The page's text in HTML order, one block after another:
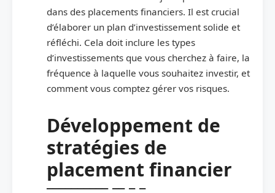
dans des placements financiers. Il est crucial
d’élaborer un plan d’investissement solide et
réfléchi. Cela doit inclure les types
d’investissements que vous cherchez à faire, la
fréquence à laquelle vous souhaitez investir, et
comment vous comptez gérer vos risques.
Développement de
stratégies de
placement financier